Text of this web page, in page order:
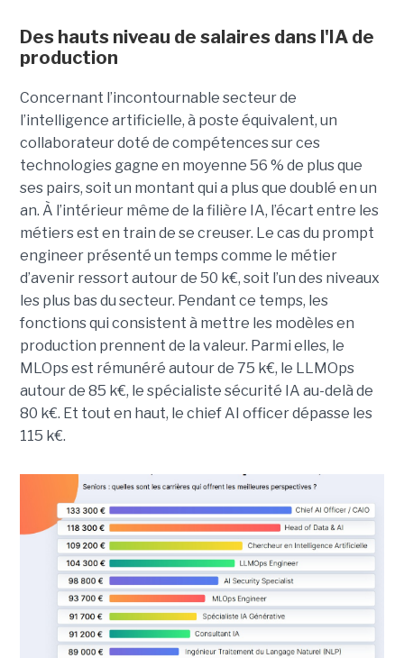
Des hauts niveau de salaires dans l'IA de
production
Concernant l’incontournable secteur de
l’intelligence artificielle, à poste équivalent, un
collaborateur doté de compétences sur ces
technologies gagne en moyenne 56 % de plus que
ses pairs, soit un montant qui a plus que doublé en un
an. À l’intérieur même de la filière IA, l’écart entre les
métiers est en train de se creuser. Le cas du prompt
engineer présenté un temps comme le métier
d’avenir ressort autour de 50 k€, soit l’un des niveaux
les plus bas du secteur. Pendant ce temps, les
fonctions qui consistent à mettre les modèles en
production prennent de la valeur. Parmi elles, le
MLOps est rémunéré autour de 75 k€, le LLMOps
autour de 85 k€, le spécialiste sécurité IA au-delà de
80 k€. Et tout en haut, le chief AI officer dépasse les
115 k€.